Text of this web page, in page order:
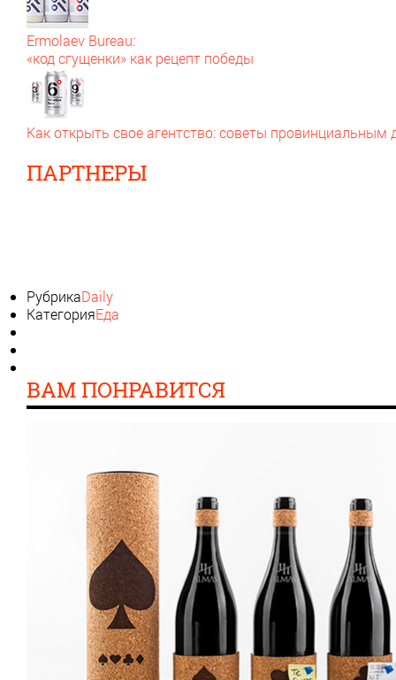
Ermolaev Bureau:
«код сгущенки» как рецепт победы
Как открыть свое агентство: советы провинциальным
ПАРТНЕРЫ
РубрикаDaily
КатегорияЕда
ВАМ ПОНРАВИТСЯ